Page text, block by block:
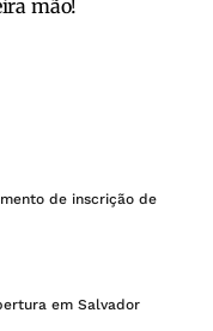
mão!
de inscrição de
em Salvador